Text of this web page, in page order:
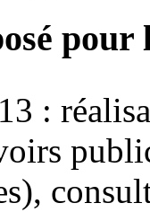
pour
: